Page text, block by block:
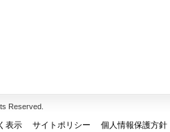
Reserved.
表示 サイトポリシー
個人情報保護方針